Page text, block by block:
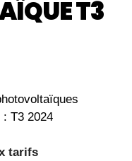
T3
: T3 2024
tarifs